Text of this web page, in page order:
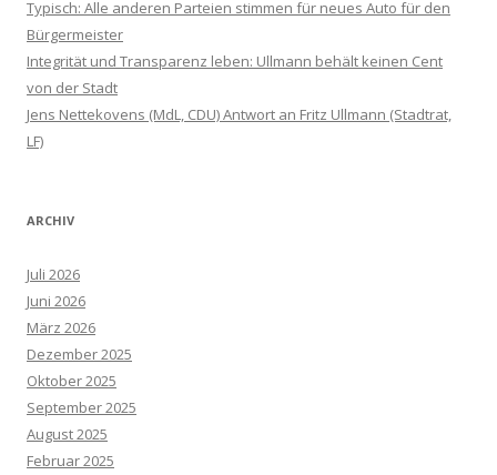
Typisch: Alle anderen Parteien stimmen für neues Auto für den
Bürgermeister
Integrität und Transparenz leben: Ullmann behält keinen Cent
von der Stadt
Jens Nettekovens (MdL, CDU) Antwort an Fritz Ullmann (Stadtrat,
LF)
ARCHIV
Juli 2026
Juni 2026
März 2026
Dezember 2025
Oktober 2025
September 2025
August 2025
Februar 2025